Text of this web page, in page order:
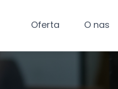
Oferta O nas